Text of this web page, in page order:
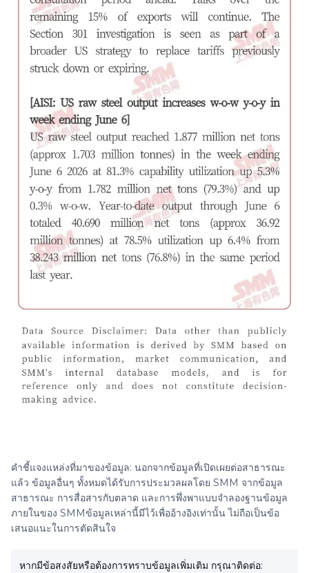
คำชี้แจงแหล่งที่มาของข้อมูล: นอกจากข้อมูลที่เปิดเผยต่อสาธารณะ
แล้ว ข้อมูลอื่นๆ ทั้งหมดได้รับการประมวลผลโดย SMM จากข้อมูล
สาธารณะ การสื่อสารกับตลาด และการพึ่งพาแบบจำลองฐานข้อมูล
ภายในของ SMMข้อมูลเหล่านี้มีไว้เพื่ออ้างอิงเท่านั้น ไม่ถือเป็นข้อ
เสนอแนะในการตัดสินใจ
หากมีข้อสงสัยหรือต้องการทราบข้อมูลเพิ่มเติม กรุณาติดต่อ: